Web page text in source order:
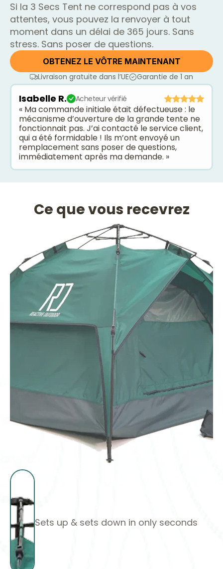
Si la 3 Secs Tent ne correspond pas à vos
attentes, vous pouvez la renvoyer à tout
moment dans un délai de 365 jours. Sans
stress. Sans poser de questions.
OBTENEZ LE VÔTRE MAINTENANT
Livraison gratuite dans l’UE
Garantie de 1 an
Isabelle R. Acheteur vérifié
« Ma commande initiale était défectueuse : le
mécanisme d’ouverture de la grande tente ne
fonctionnait pas. J’ai contacté le service client,
qui a été formidable ! Ils m’ont envoyé un
remplacement sans poser de questions,
immédiatement après ma demande. »
Ce que vous recevrez
Sets up & sets down in only seconds